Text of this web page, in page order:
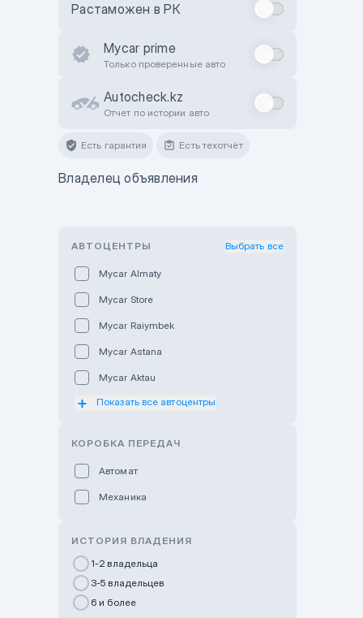
Растаможен в РК
Mycar prime
Только проверенные авто
Autocheck.kz
Отчет по истории авто
Есть гарантия Есть техотчёт
Владелец объявления
АВТОЦЕНТРЫ Выбрать все
Mycar Almaty
Mycar Store
Mycar Raiymbek
Mycar Astana
Mycar Aktau
Mycar Uralsk
GWM Nurly Zhol
Chery Astana
Показать все автоцентры
КОРОБКА ПЕРЕДАЧ
Автомат
Механика
ИСТОРИЯ ВЛАДЕНИЯ
1-2 владельца
3-5 владельцев
6 и более